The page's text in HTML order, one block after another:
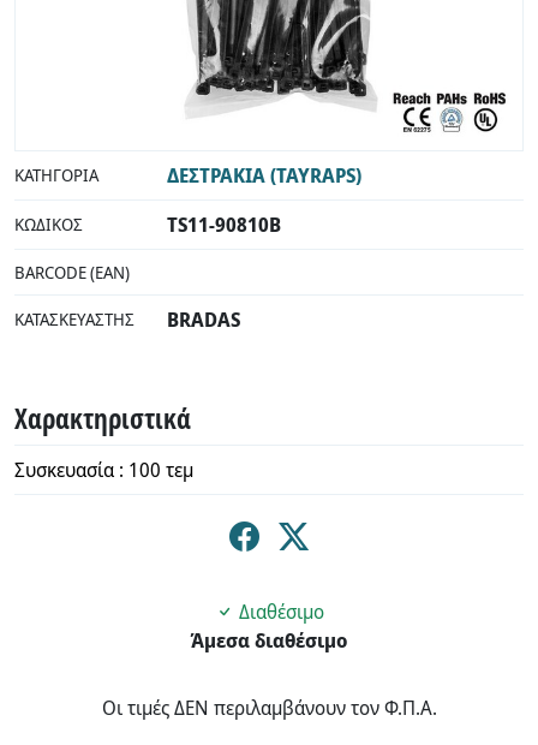
ΚΑΤΗΓΟΡΊΑ ΔΕΣΤΡΑΚΙΑ (TAYRAPS)
ΚΩΔΙΚΌΣ TS11-90810B
BARCODE (EAN)
ΚΑΤΑΣΚΕΥΑΣΤΉΣ BRADAS
Χαρακτηριστικά
Συσκευασία : 100 τεμ
Διαθέσιμο
Άμεσα διαθέσιμο
Οι τιμές ΔΕΝ περιλαμβάνουν τον Φ.Π.Α.